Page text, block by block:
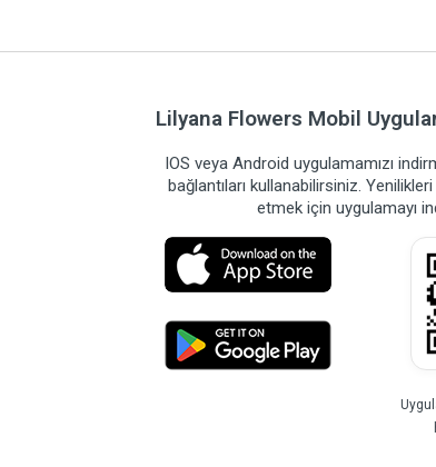
Lilyana Flowers Mobil
IOS veya Android uygulamamızı
bağlantıları kullanabilirsiniz.
etmek için uygulamayı